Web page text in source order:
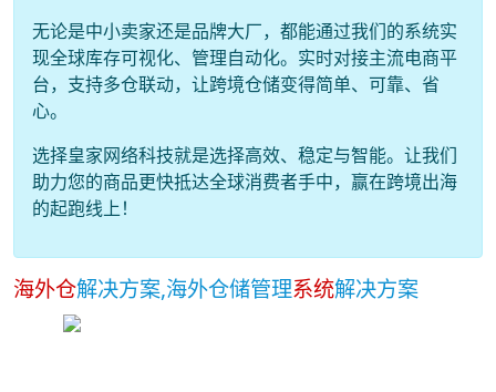
无论是中小卖家还是品牌大厂，都能通过我们的系统实
现全球库存可视化、管理自动化。实时对接主流电商平
台，支持多仓联动，让跨境仓储变得简单、可靠、省
心。
选择皇家网络科技就是选择高效、稳定与智能。让我们
助力您的商品更快抵达全球消费者手中，赢在跨境出海
的起跑线上！
海外仓解决方案,海外仓储管理系统解决方案